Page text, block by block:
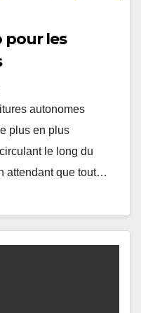
pour les
autonomes
plus en plus
le long du
attendant que tout…